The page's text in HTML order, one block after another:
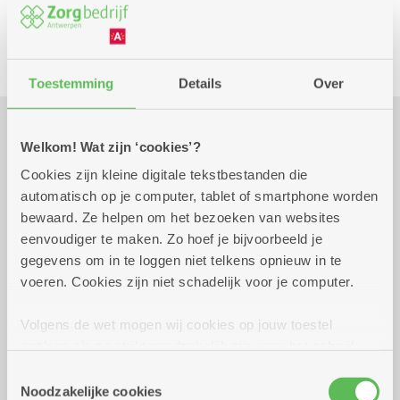
Toestemming Details Over
Welkom! Wat zijn ‘cookies’?
Cookies zijn kleine digitale tekstbestanden die
automatisch op je computer, tablet of smartphone worden
bewaard. Ze helpen om het bezoeken van websites
eenvoudiger te maken. Zo hoef je bijvoorbeeld je
gegevens om in te loggen niet telkens opnieuw in te
voeren. Cookies zijn niet schadelijk voor je computer.
Volgens de wet mogen wij cookies op jouw toestel
cookies hebben we jouw toestemming nodig. Sommige
Noodzakelijke cookies
Culinair
Praktisch
woensdag 23 september
2026
12.00 uur tot 14.00
uur
20 euro
Inschrijven uiterlijk op 16/09/2026
Reserveer vervoer
Lodewijk van Berckenlaan 361 G 01